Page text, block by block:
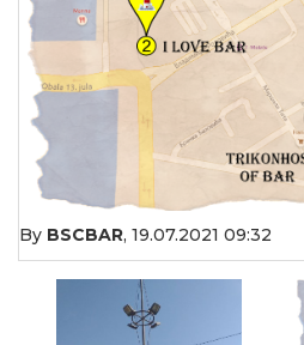
By BSCBAR, 19.07.2021 09:32